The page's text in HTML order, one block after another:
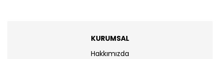
KURUMSAL
Hakkımızda